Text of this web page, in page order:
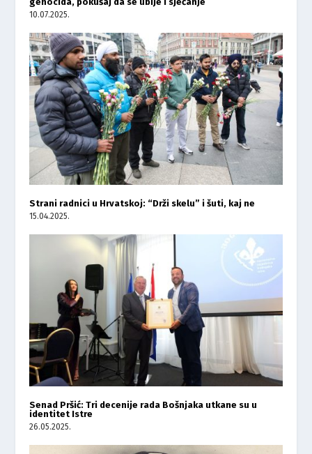
10.07.2025.
Strani radnici u Hrvatskoj: “Drži skelu” i šuti, kaj ne
15.04.2025.
Senad Pršić: Tri decenije rada Bošnjaka utkane su u
identitet Istre
26.05.2025.